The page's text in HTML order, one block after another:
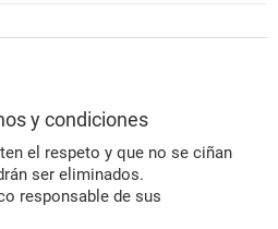
y condiciones
el respeto y que no se ciñan
ser eliminados.
responsable de sus